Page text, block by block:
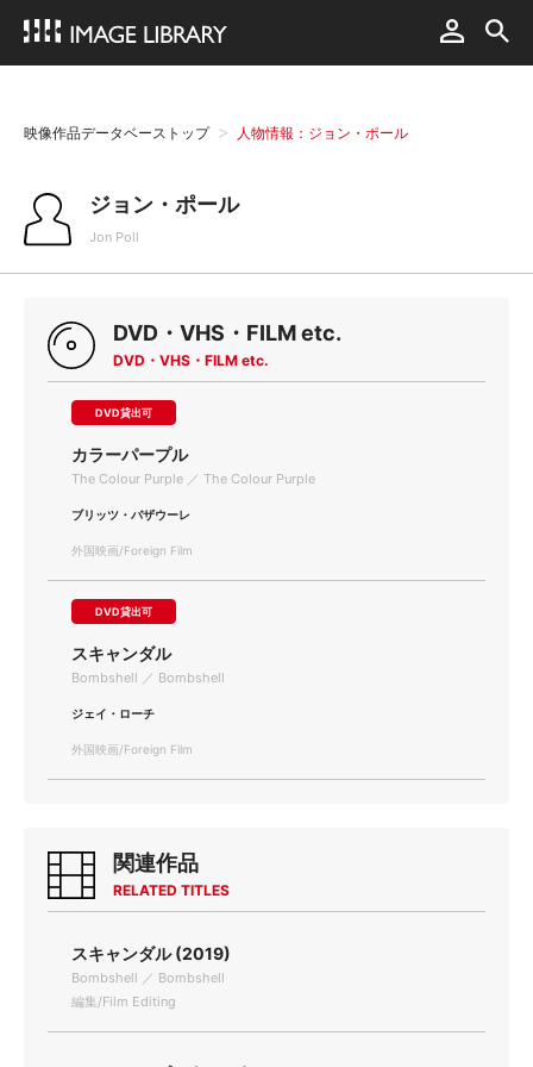
映像作品データベーストップ 人物情報：ジョン・ポール
ジョン・ポール
Jon Poll
DVD・VHS・FILM etc.
DVD・VHS・FILM etc.
DVD貸出可
カラーパープル
The Colour Purple ／ The Colour Purple
ブリッツ・バザウーレ
外国映画/Foreign Film
DVD貸出可
スキャンダル
Bombshell ／ Bombshell
ジェイ・ローチ
外国映画/Foreign Film
関連作品
RELATED TITLES
スキャンダル (2019)
Bombshell ／ Bombshell
編集/Film Editing